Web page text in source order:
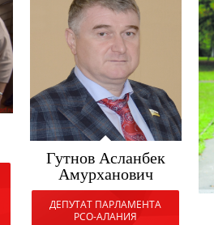
Гутнов Асланбек
Амурханович
ДЕПУТАТ ПАРЛАМЕНТА
РСО-АЛАНИЯ